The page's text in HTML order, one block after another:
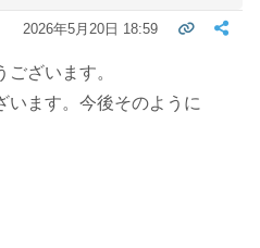
2026年5月20日 18:59
ざいます。
います。今後そのように